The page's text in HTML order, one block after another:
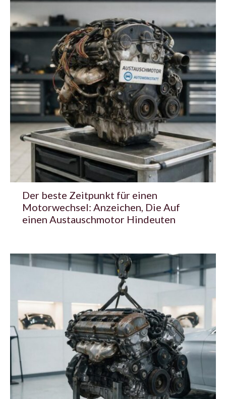
Der beste Zeitpunkt für einen
Motorwechsel: Anzeichen, Die Auf
einen Austauschmotor Hindeuten